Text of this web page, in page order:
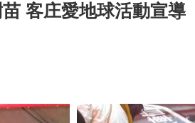
客庄愛地球活動宣導